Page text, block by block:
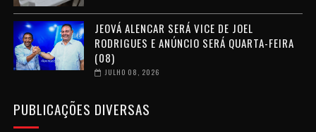
JEOVÁ ALENCAR SERÁ VICE DE JOEL
RODRIGUES E ANÚNCIO SERÁ QUARTA-FEIRA
(08)
JULHO 08, 2026
PUBLICAÇÕES DIVERSAS